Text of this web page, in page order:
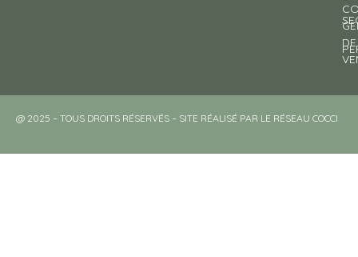
DE
@ 2025 – TOUS DROITS RÉSERVÉS – SITE RÉALISÉ PAR LE RÉSEAU COCCI